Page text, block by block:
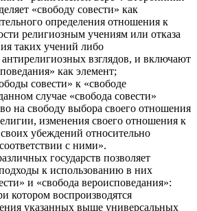
«свободу совести» как
определения отношения к
религиозным учениям или отказа
таких учений либо
взглядов, и включают
как элемент;
совести» к «свободе
случае «свобода совести»
на свободу выбора своего отношения
изменения своего отношения к
убеждений относительно
с ними».
государств позволяет
к использованию в них
и «свобода вероисповедания»:
котором воспроизводятся
указанных выше универсальных